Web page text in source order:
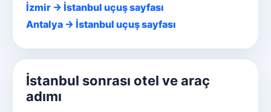
İzmir → İstanbul uçuş sayfası
Antalya → İstanbul uçuş sayfası
İstanbul sonrası otel ve araç
adımı